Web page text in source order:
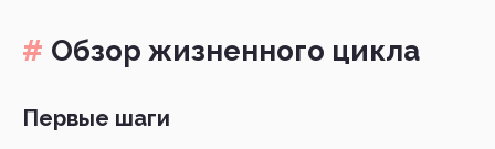
Обзор жизненного цикла
Первые шаги